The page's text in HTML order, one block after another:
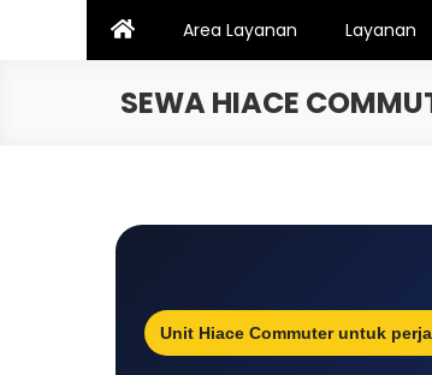
Area Layanan Layanan
SEWA HIACE
Unit Hiace Commuter untuk